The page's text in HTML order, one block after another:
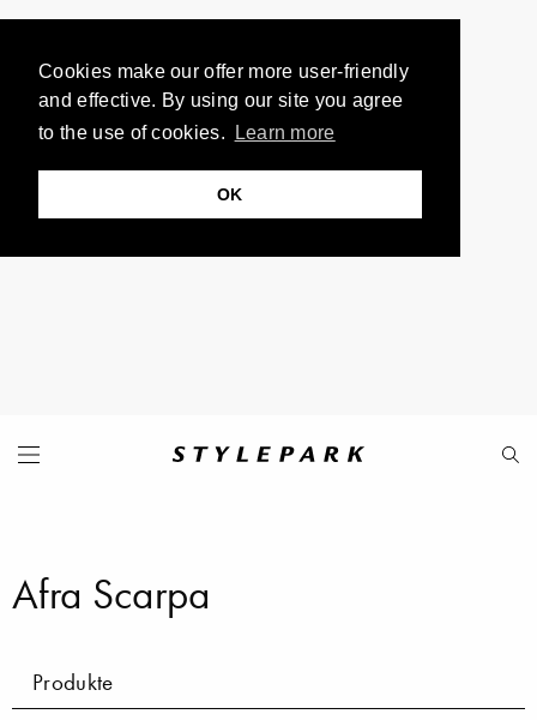
Cookies make our offer more user-friendly
and effective. By using our site you agree
to the use of cookies.
Learn more
OK
Afra Scarpa
Produkte